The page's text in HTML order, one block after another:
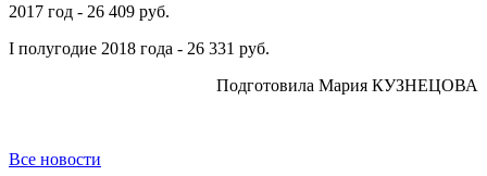
2017 год - 26 409 руб.
I полугодие 2018 года - 26 331 руб.
Подготовила Мария КУЗНЕЦОВА
Все новости